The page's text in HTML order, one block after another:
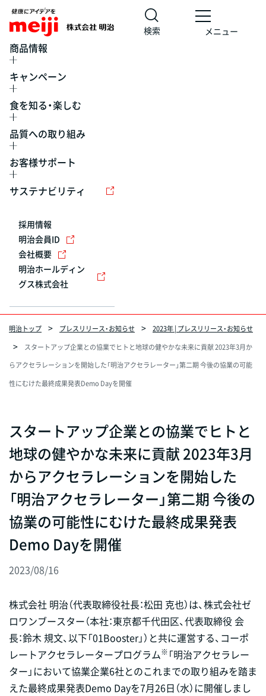
検索 メニュー
商品情報
キャンペーン
食を知る・楽しむ
品質への取り組み
お客様サポート
サステナビリティ
採用情報
明治会員ID
会社概要
明治ホールディン
グス株式会社
明治トップ プレスリリース・お知らせ
2023年 | プレスリリース・お知らせ
スタートアップ企業との協業でヒトと地球の健やかな未来に貢献 2023年3月か
らアクセラレーションを開始した「明治アクセラレーター」第二期 今後の協業の可能
性にむけた最終成果発表Demo Dayを開催
スタートアップ企業との協業でヒトと
地球の健やかな未来に貢献 2023年3月
からアクセラレーションを開始した
「明治アクセラレーター」第二期 今後の
協業の可能性にむけた最終成果発表
Demo Dayを開催
2023/08/16
株式会社 明治（代表取締役社長：松田 克也）は、株式会社ゼ
ロワンブースター（本社：東京都千代田区、代表取締役 会
長：鈴木 規文、以下「01Booster」）と共に運営する、コーポ
レートアクセラレータープログラム※ 「明治アクセラレー
ター」において協業企業6社とのこれまでの取り組みを踏ま
えた最終成果発表Demo Dayを7月26日（水）に開催しまし